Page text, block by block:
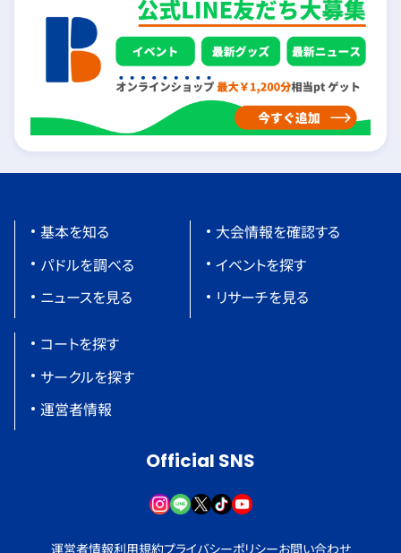
基本を知る
パドルを調べる
ニュースを見る
大会情報を確認する
イベントを探す
リサーチを見る
コートを探す
サークルを探す
運営者情報
Official SNS
運営者情報利用規約プライバシーポリシーお問い合わせ